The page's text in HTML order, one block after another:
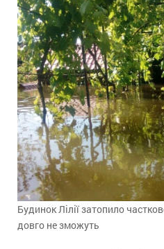
Будинок Лілії затопило
довго не зможуть